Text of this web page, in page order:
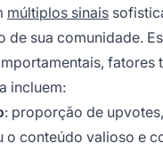
múltiplos sinais
de sua comunidade.
fatores
incluem:
: proporção de
o conteúdo valioso e